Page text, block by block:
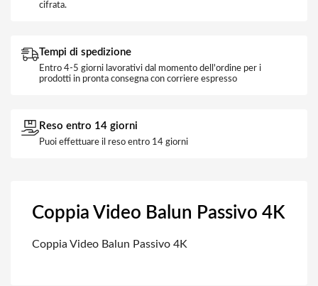
cifrata.
Tempi di spedizione
Entro 4-5 giorni lavorativi dal momento dell'ordine per i
prodotti in pronta consegna con corriere espresso
Reso entro 14 giorni
Puoi effettuare il reso entro 14 giorni
Coppia Video Balun Passivo 4K
Coppia Video Balun Passivo 4K